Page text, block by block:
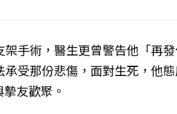
手術，醫生更曾警告他「再
受那份悲傷，面對生死，他
友歡聚。